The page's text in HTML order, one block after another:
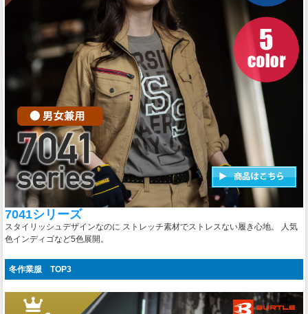
7041シリーズ
スタイリッシュデザインなのに ストレッチ素材でストレスない履き心地。 人気
色インディゴなど5色展開。
冬作業服 TOP3